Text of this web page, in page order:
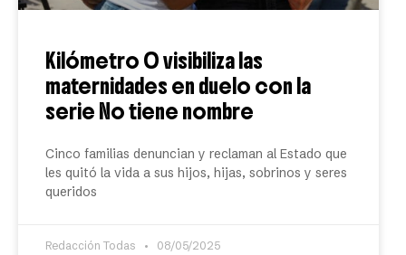
Kilómetro 0 visibiliza las
maternidades en duelo con la
serie No tiene nombre
Cinco familias denuncian y reclaman al Estado que
les quitó la vida a sus hijos, hijas, sobrinos y seres
queridos
Redacción Todas 08/05/2025